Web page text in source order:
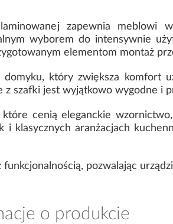
zapewnia meblowi
wyborem do intensywnie
elementom montaż
który zwiększa komfort
z szafki jest wyjątkowo wygodne i
cenią eleganckie
klasycznych aranżacjach
pozwalając
o produkcie